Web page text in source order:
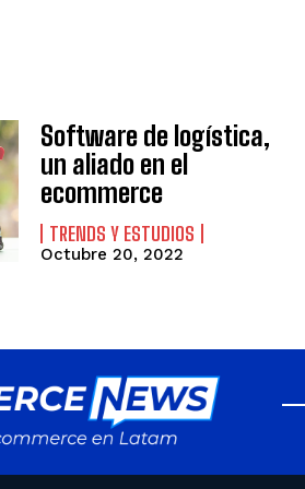
Software de logística,
un aliado en el
ecommerce
TRENDS Y ESTUDIOS
Octubre 20, 2022